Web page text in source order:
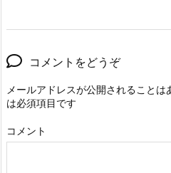
コメントをどうぞ
メールアドレスが公開されることは
は必須項目です
コメント